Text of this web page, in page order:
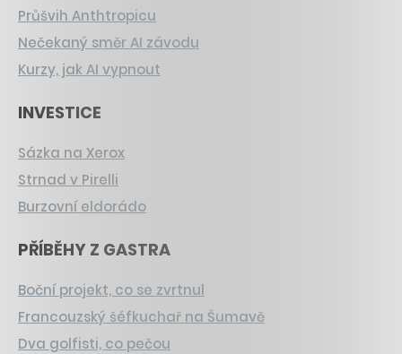
Průšvih Anthtropicu
Nečekaný směr AI závodu
Kurzy, jak AI vypnout
INVESTICE
Sázka na Xerox
Strnad v Pirelli
Burzovní eldorádo
PŘÍBĚHY Z GASTRA
Boční projekt, co se zvrtnul
Francouzský šéfkuchař na Šumavě
Dva golfisti, co pečou